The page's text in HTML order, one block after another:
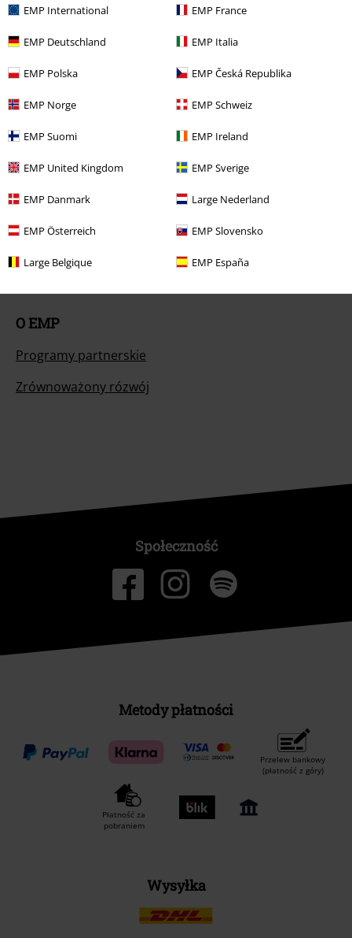
EMP International EMP France
EMP Deutschland EMP Italia
EMP Polska EMP Česká Republika
EMP Norge EMP Schweiz
EMP Suomi EMP Ireland
EMP United Kingdom EMP Sverige
EMP Danmark Large Nederland
EMP Österreich EMP Slovensko
Large Belgique EMP España
Ogólne informacje o rozmiarach
Opuść Backstage Club
Metody płatności
O EMP
Programy partnerskie
Zrównoważony rózwój
Społeczność
Metody płatności
Przelew bankowy
(płatność z góry)
Płatność za
pobraniem
Wysyłka